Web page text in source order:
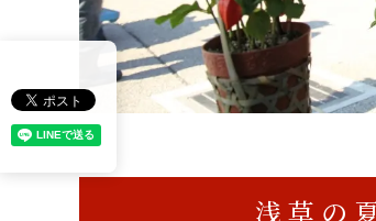
浅草の